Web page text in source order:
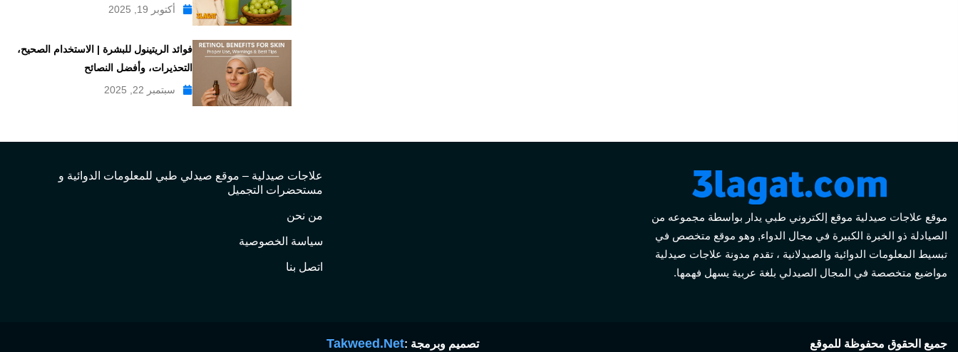
أكتوبر 19, 2025
فوائد الريتينول للبشرة | الاستخدام الصحيح،
التحذيرات، وأفضل النصائح
سبتمبر 22, 2025
موقع علاجات صيدلية موقع إلكتروني طبي يدار بواسطة مجموعه من
الصيادلة ذو الخبرة الكبيرة في مجال الدواء, وهو موقع متخصص في
تبسيط المعلومات الدوائية والصيدلانية ، تقدم مدونة علاجات صيدلية
مواضيع متخصصة في المجال الصيدلي بلغة عربية يسهل فهمها.
علاجات صيدلية – موقع صيدلي طبي للمعلومات الدوائية و
مستحضرات التجميل
من نحن
سياسة الخصوصية
اتصل بنا
جميع الحقوق محفوظة للموقع تصميم وبرمجة :Takweed.Net